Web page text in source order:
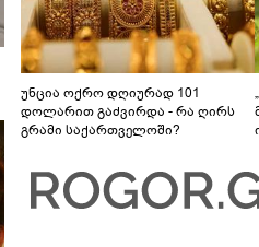
უნცია ოქრო დღიურად 101
დოლარით გაძვირდა - რა ღირს
გრამი საქართველოში?